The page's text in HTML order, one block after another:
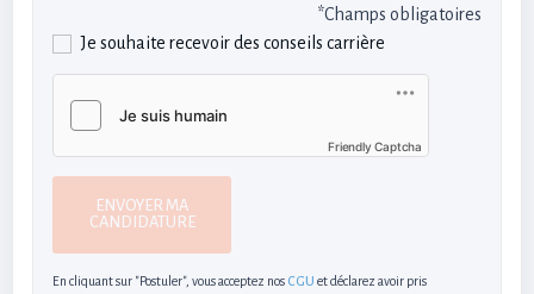
*Champs obligatoires
Je souhaite recevoir des conseils carrière
Friendly Captcha
ENVOYER MA
CANDIDATURE
En cliquant sur "Postuler", vous acceptez nos CGU et déclarez avoir pris